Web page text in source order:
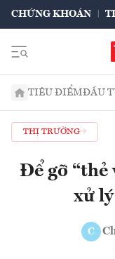
CHỨNG KHOÁN
TIÊU ĐIỂMĐẦU
THỊ TRƯỜNG
Để gỡ “thẻ
xử
C